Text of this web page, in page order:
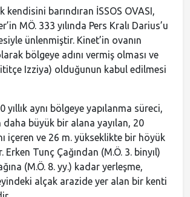
kendisini barındıran İSSOS OVASI,
MÖ. 333 yılında Pers Kralı Darius’u
ünlenmiştir. Kinet’in ovanın
bölgeye adını vermiş olması ve
Izziya) olduğunun kabul edilmesi
yıllık aynı bölgeye yapılanma süreci,
büyük bir alana yayılan, 20
içeren ve 26 m. yükseklikte bir höyük
Tunç Çağından (M.Ö. 3. binyıl)
(M.Ö. 8. yy.) kadar yerleşme,
alçak arazide yer alan bir kenti